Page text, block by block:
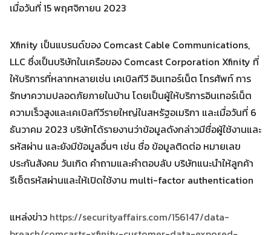
เมื่อวันที่ 15 พฤศจิกายน 2023
Xfinity เป็นแบรนด์ของ Comcast Cable Communications,
LLC ซึ่งเป็นบริษัทในเครือของ Comcast Corporation Xfinity ที่
ให้บริการที่หลากหลายเช่น เคเบิลทีวี อินเทอร์เน็ต โทรศัพท์ การ
รักษาความปลอดภัยภายในบ้าน โดยเป็นผู้ให้บริการอินเทอร์เน็ต
ความเร็วสูงและเคเบิลทีวีรายใหญ่ในสหรัฐอเมริกา และเมื่อวันที่ 6
ธันวาคม 2023 บริษัทได้รายงานว่าข้อมูลดังกล่าวมีชื่อผู้ใช้งานและ
รหัสผ่าน และยังมีข้อมูลอื่นๆ เช่น ชื่อ ข้อมูลติดต่อ หมายเลข
ประกันสังคม วันเกิด คำถามและคำตอบลับ บริษัทแนะนำให้ลูกค้า
รีเซ็ตรหัสผ่านและให้เปิดใช้งาน multi-factor authentication
แหล่งข่าว https://securityaffairs.com/156147/data-